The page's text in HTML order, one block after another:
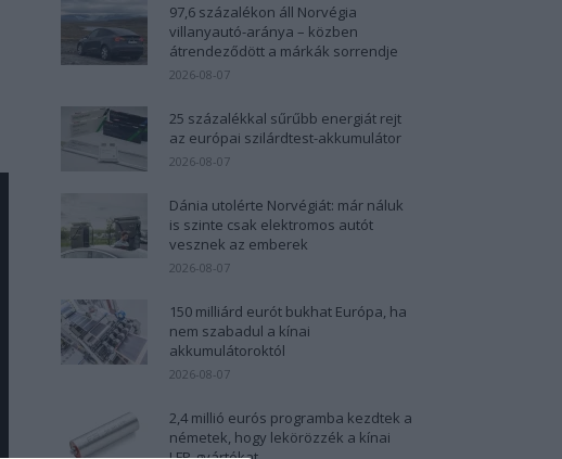
97,6 százalékon áll Norvégia
villanyautó-aránya – közben
átrendeződött a márkák sorrendje
2026-08-07
25 százalékkal sűrűbb energiát rejt
az európai szilárdtest-akkumulátor
2026-08-07
Dánia utolérte Norvégiát: már náluk
is szinte csak elektromos autót
vesznek az emberek
2026-08-07
150 milliárd eurót bukhat Európa, ha
nem szabadul a kínai
akkumulátoroktól
2026-08-07
2,4 millió eurós programba kezdtek a
németek, hogy lekörözzék a kínai